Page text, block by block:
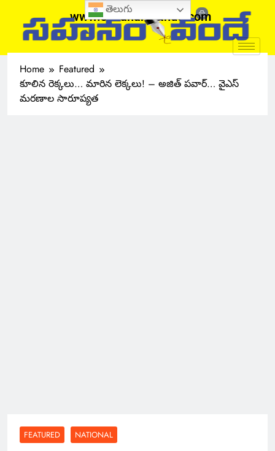
www.sahanamvande.com
Home
Featured
కూలిన రెక్కలు… మారిన లెక్కలు! – అజిత్ పవార్… వైఎస్
మరణాల సారూప్యత
FEATURED NATIONAL
తెలుగు